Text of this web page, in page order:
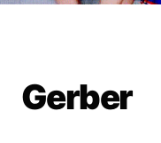
Gerber